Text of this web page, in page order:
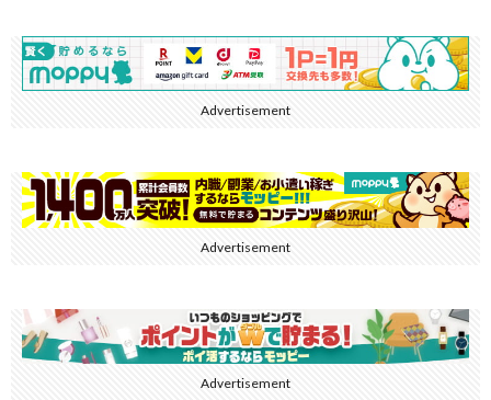
Advertisement
Advertisement
Advertisement